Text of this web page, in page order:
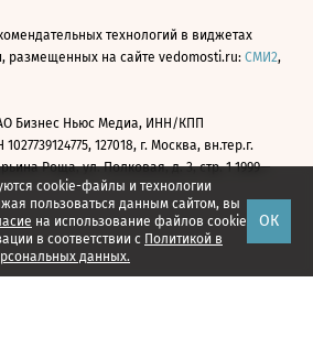
cookie-файлы и технологии
пользоваться данным сайтом, вы
на использование файлов cookie
в соответствии с Политикой в
данных.
ОК
технологий в виджетах
размещенных на сайте vedomosti.ru: СМИ2,
Бизнес Ньюс Медиа, ИНН/КПП
1027739124775, 127018, г. Москва, вн.тер.г.
Роща, ул. Полковая, д. 3, стр. 1 1999—